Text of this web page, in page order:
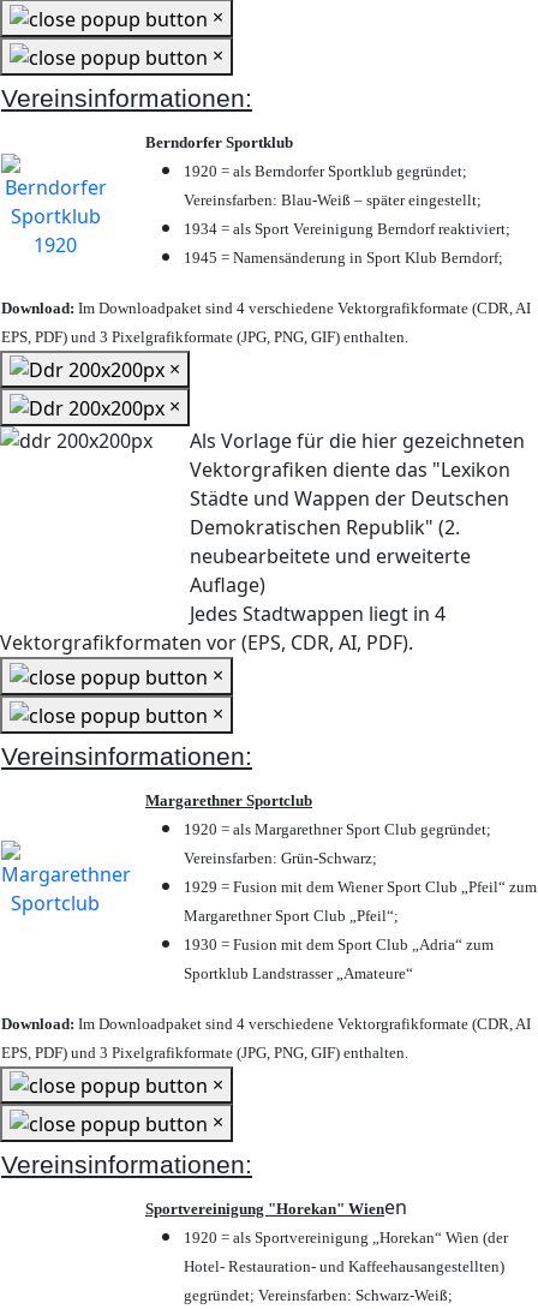
×
×
Vereinsinformationen:
Berndorfer Sportklub
1920 = als Berndorfer Sportklub gegründet;
Vereinsfarben: Blau-Weiß – später eingestellt;
1934 = als Sport Vereinigung Berndorf reaktiviert;
1945 = Namensänderung in Sport Klub Berndorf;
Download: Im Downloadpaket sind 4 verschiedene Vektorgrafikformate (CDR, AI
EPS, PDF) und 3 Pixelgrafikformate (JPG, PNG, GIF) enthalten.
×
×
Als Vorlage für die hier gezeichneten
Vektorgrafiken diente das "Lexikon
Städte und Wappen der Deutschen
Demokratischen Republik" (2.
neubearbeitete und erweiterte
Auflage)
Jedes Stadtwappen liegt in 4
Vektorgrafikformaten vor (EPS, CDR, AI, PDF).
×
×
Vereinsinformationen:
Margarethner Sportclub
1920 = als Margarethner Sport Club gegründet;
Vereinsfarben: Grün-Schwarz;
1929 = Fusion mit dem Wiener Sport Club „Pfeil“ zum
Margarethner Sport Club „Pfeil“;
1930 = Fusion mit dem Sport Club „Adria“ zum
Sportklub Landstrasser „Amateure“
Download: Im Downloadpaket sind 4 verschiedene Vektorgrafikformate (CDR, AI
EPS, PDF) und 3 Pixelgrafikformate (JPG, PNG, GIF) enthalten.
×
×
Vereinsinformationen:
Sportvereinigung "Horekan" Wienen
1920 = als Sportvereinigung „Horekan“ Wien (der
Hotel- Restauration- und Kaffeehausangestellten)
gegründet; Vereinsfarben: Schwarz-Weiß;